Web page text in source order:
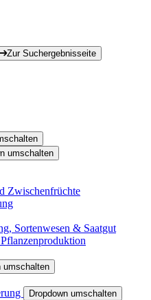
Zur Suchergebnisseite
umschalten
Zwischenfrüchte
Sortenwesen & Saatgut
umschalten
Dropdown umschalten